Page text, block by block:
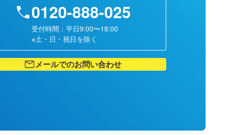
0120-888-025
受付時間：平日9:00〜18:00
※土・日・祝日を除く
メールでのお問い合わせ